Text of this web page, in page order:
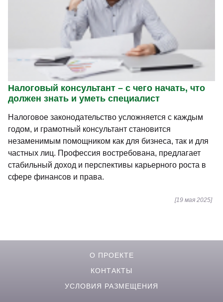
Налоговый консультант – с чего начать, что
должен знать и уметь специалист
Налоговое законодательство усложняется с каждым
годом, и грамотный консультант становится
незаменимым помощником как для бизнеса, так и для
частных лиц. Профессия востребована, предлагает
стабильный доход и перспективы карьерного роста в
сфере финансов и права.
[19 мая 2025]
О ПРОЕКТЕ
КОНТАКТЫ
УСЛОВИЯ РАЗМЕЩЕНИЯ